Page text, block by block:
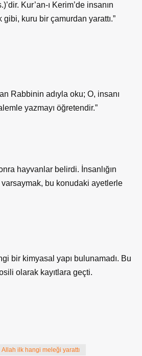
Kur’an-ı Kerim’de insanın
kuru bir çamurdan yarattı.”
Rabbinin adıyla oku; O, insanı
yazmayı öğretendir.”
hayvanlar belirdi. İnsanlığın
varsaymak, bu konudaki ayetlerle
bir kimyasal yapı bulunamadı. Bu
olarak kayıtlara geçti.
Allah ilk hangi meleği yarattı